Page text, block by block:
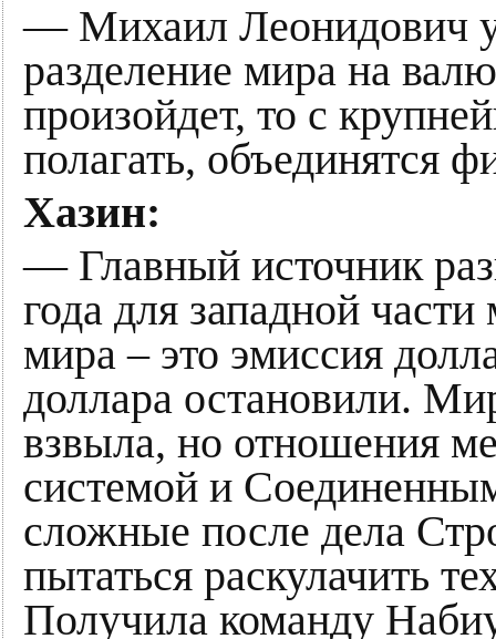
— Михаил Леонидович
разделение мира на
произойдет, то с
полагать, объединятся
Хазин:
— Главный источник
года для западной
мира – это эмиссия
доллара остановили.
взвыла, но отношения
системой и
сложные после дела
пытаться раскулачить
Получила команду